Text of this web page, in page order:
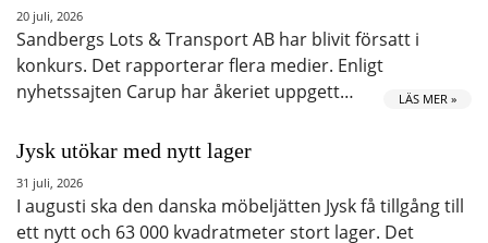
20 juli, 2026
Sandbergs Lots & Transport AB har blivit försatt i
konkurs. Det rapporterar flera medier. Enligt
nyhetssajten Carup har åkeriet uppgett…
LÄS MER »
Jysk utökar med nytt lager
31 juli, 2026
I augusti ska den danska möbeljätten Jysk få tillgång till
ett nytt och 63 000 kvadratmeter stort lager. Det